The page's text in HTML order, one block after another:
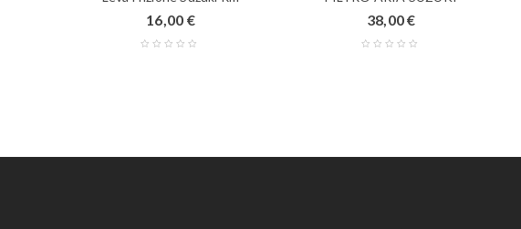
16,00 € 38,00€